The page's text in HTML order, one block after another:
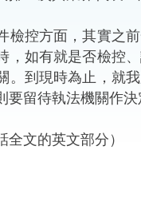
控方面，其實之前
，如有就是否檢控
。到現時為止，就
留待執法機關作決
全文的英文部分）